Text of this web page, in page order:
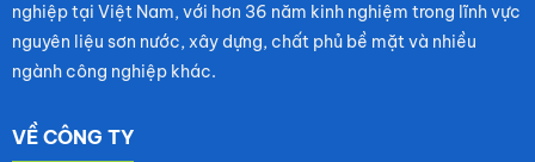
nghiệp tại Việt Nam, với hơn 36 năm kinh nghiệm trong lĩnh vực
nguyên liệu sơn nước, xây dựng, chất phủ bề mặt và nhiều
ngành công nghiệp khác.
VỀ CÔNG TY